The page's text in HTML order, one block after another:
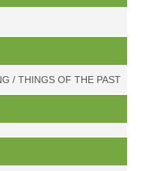
/ THINGS OF THE PAST